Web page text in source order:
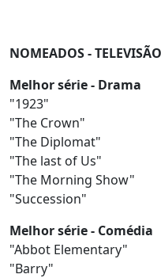
NOMEADOS - TELEVISÃO
Melhor série - Drama
"1923"
"The Crown"
"The Diplomat"
"The last of Us"
"The Morning Show"
"Succession"
Melhor série - Comédia
"Abbot Elementary"
"Barry"